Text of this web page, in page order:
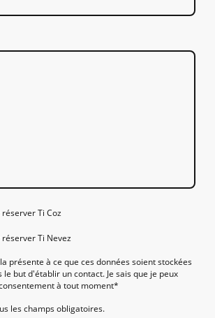
Ti Coz
Ti Nevez
présente à ce que ces données soient stockées
but d'établir un contact. Je sais que je peux
à tout moment*
les champs obligatoires.